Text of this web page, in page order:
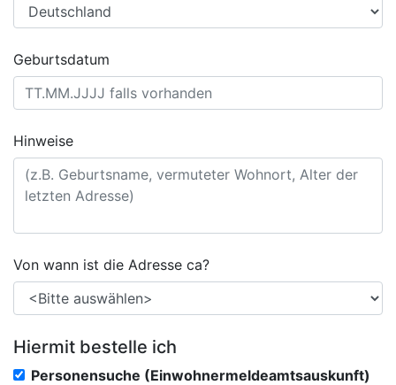
Geburtsdatum
Hinweise
Von wann ist die Adresse ca?
Hiermit bestelle ich
Personensuche (Einwohnermeldeamtsauskunft)